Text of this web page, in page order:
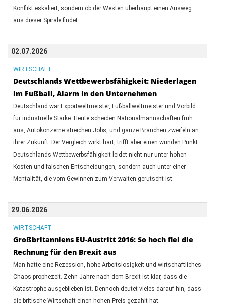
Konflikt eskaliert, sondern ob der Westen überhaupt einen Ausweg
aus dieser Spirale findet.
02.07.2026
WIRTSCHAFT
Deutschlands Wettbewerbsfähigkeit: Niederlagen
im Fußball, Alarm in den Unternehmen
Deutschland war Exportweltmeister, Fußballweltmeister und Vorbild
für industrielle Stärke. Heute scheiden Nationalmannschaften früh
aus, Autokonzerne streichen Jobs, und ganze Branchen zweifeln an
ihrer Zukunft. Der Vergleich wirkt hart, trifft aber einen wunden Punkt:
Deutschlands Wettbewerbsfähigkeit leidet nicht nur unter hohen
Kosten und falschen Entscheidungen, sondern auch unter einer
Mentalität, die vom Gewinnen zum Verwalten gerutscht ist.
29.06.2026
WIRTSCHAFT
Großbritanniens EU-Austritt 2016: So hoch fiel die
Rechnung für den Brexit aus
Man hatte eine Rezession, hohe Arbeitslosigkeit und wirtschaftliches
Chaos prophezeit. Zehn Jahre nach dem Brexit ist klar, dass die
Katastrophe ausgeblieben ist. Dennoch deutet vieles darauf hin, dass
die britische Wirtschaft einen hohen Preis gezahlt hat.